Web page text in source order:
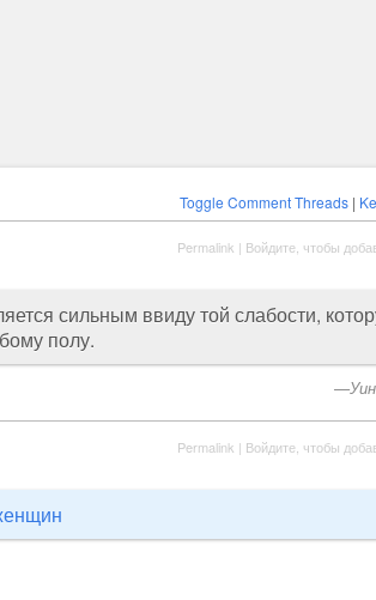
Toggle Comment Threads |
Permalink | Войдите, чтобы
сильным ввиду той слабости,
полу.
Permalink | Войдите, чтобы